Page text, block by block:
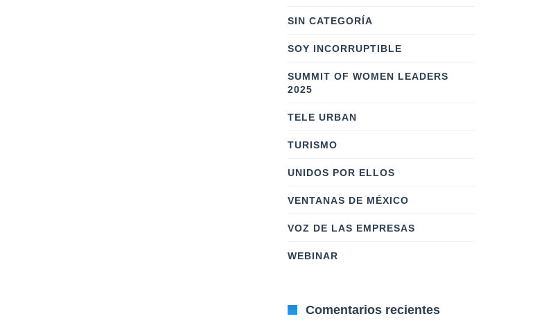
SIN CATEGORÍA
SOY INCORRUPTIBLE
SUMMIT OF WOMEN LEADERS
2025
TELE URBAN
TURISMO
UNIDOS POR ELLOS
VENTANAS DE MÉXICO
VOZ DE LAS EMPRESAS
WEBINAR
Comentarios recientes